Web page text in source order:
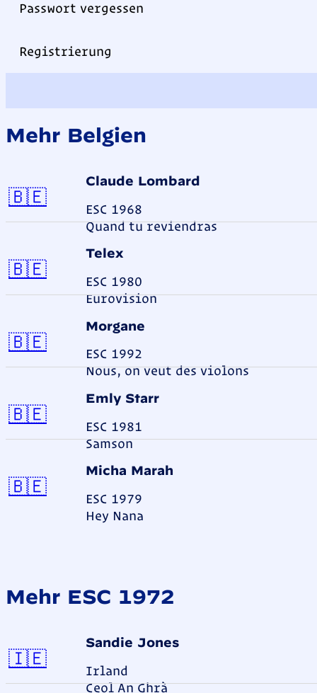
Passwort vergessen
Registrierung
Mehr Belgien
Claude Lombard
ESC 1968
Quand tu reviendras
🇧🇪Belgien
Telex
ESC 1980
Eurovision
🇧🇪Belgien
Morgane
ESC 1992
Nous, on veut des violons
🇧🇪Belgien
Emly Starr
ESC 1981
Samson
🇧🇪Belgien
Micha Marah
ESC 1979
Hey Nana
🇧🇪Belgien
Mehr ESC 1972
Sandie Jones
Irland
Ceol An Ghrà
🇮🇪Irland